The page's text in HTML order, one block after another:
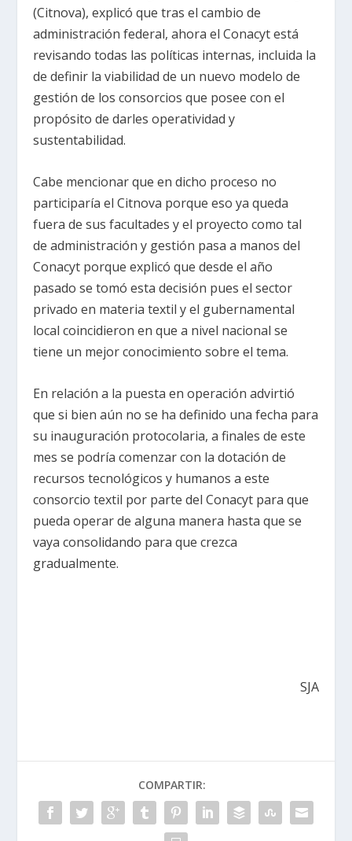
(Citnova), explicó que tras el cambio de
administración federal, ahora el Conacyt está
revisando todas las políticas internas, incluida la
de definir la viabilidad de un nuevo modelo de
gestión de los consorcios que posee con el
propósito de darles operatividad y
sustentabilidad.
Cabe mencionar que en dicho proceso no
participaría el Citnova porque eso ya queda
fuera de sus facultades y el proyecto como tal
de administración y gestión pasa a manos del
Conacyt porque explicó que desde el año
pasado se tomó esta decisión pues el sector
privado en materia textil y el gubernamental
local coincidieron en que a nivel nacional se
tiene un mejor conocimiento sobre el tema.
En relación a la puesta en operación advirtió
que si bien aún no se ha definido una fecha para
su inauguración protocolaria, a finales de este
mes se podría comenzar con la dotación de
recursos tecnológicos y humanos a este
consorcio textil por parte del Conacyt para que
pueda operar de alguna manera hasta que se
vaya consolidando para que crezca
gradualmente.
SJA
COMPARTIR: